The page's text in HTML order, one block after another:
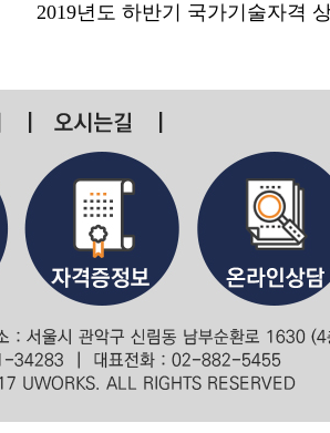
2019년도 하반기 국가기술자격